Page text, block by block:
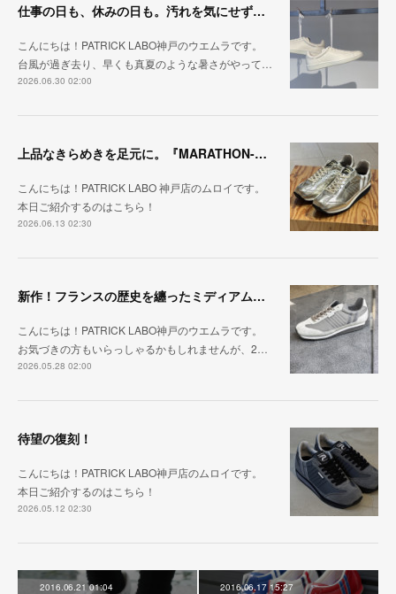
仕事の日も、休みの日も。汚れを気にせず毎日履ける『PUNCH-WP_WHT』
こんにちは！PATRICK LABO神戸のウエムラです。
台風が過ぎ去り、早くも真夏のような暑さがやって…
2026.06.30 02:00
上品なきらめきを足元に。『MARATHON-HAKU』
こんにちは！PATRICK LABO 神戸店のムロイです。
本日ご紹介するのはこちら！
2026.06.13 02:30
新作！フランスの歴史を纏ったミディアムグレー「MARATHON_CASTLE」
こんにちは！PATRICK LABO神戸のウエムラです。
お気づきの方もいらっしゃるかもしれませんが、2…
2026.05.28 02:00
待望の復刻！
こんにちは！PATRICK LABO神戸店のムロイです。
本日ご紹介するのはこちら！
2026.05.12 02:30
2016.06.21 01:04 2016.06.17 15:27